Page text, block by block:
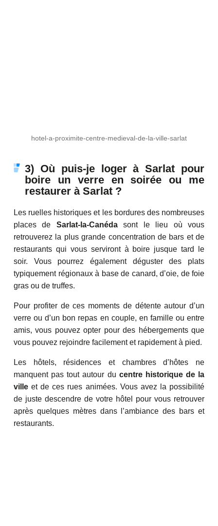
hotel-a-proximite-centre-medieval-de-la-ville-sarlat
3) Où puis-je loger à Sarlat pour
boire un verre en soirée ou me
restaurer à Sarlat ?
Les ruelles historiques et les bordures des nombreuses
places de Sarlat-la-Canédasont le lieu où vous
retrouverez la plus grande concentration de bars et de
restaurants qui vous serviront à boire jusque tard le
soir. Vous pourrez également déguster des plats
typiquement régionaux à base de canard, d’oie, de foie
gras ou de truffes.
Pour profiter de ces moments de détente autour d’un
verre ou d’un bon repas en couple, en famille ou entre
amis, vous pouvez opter pour des hébergements que
vous pouvez rejoindre facilement et rapidement à pied.
Les hôtels, résidences et chambres d’hôtes ne
manquent pas tout autour du centre historique de la
ville et de ces rues animées. Vous avez la possibilité
de juste descendre de votre hôtel pour vous retrouver
après quelques mètres dans l’ambiance des bars et
restaurants.